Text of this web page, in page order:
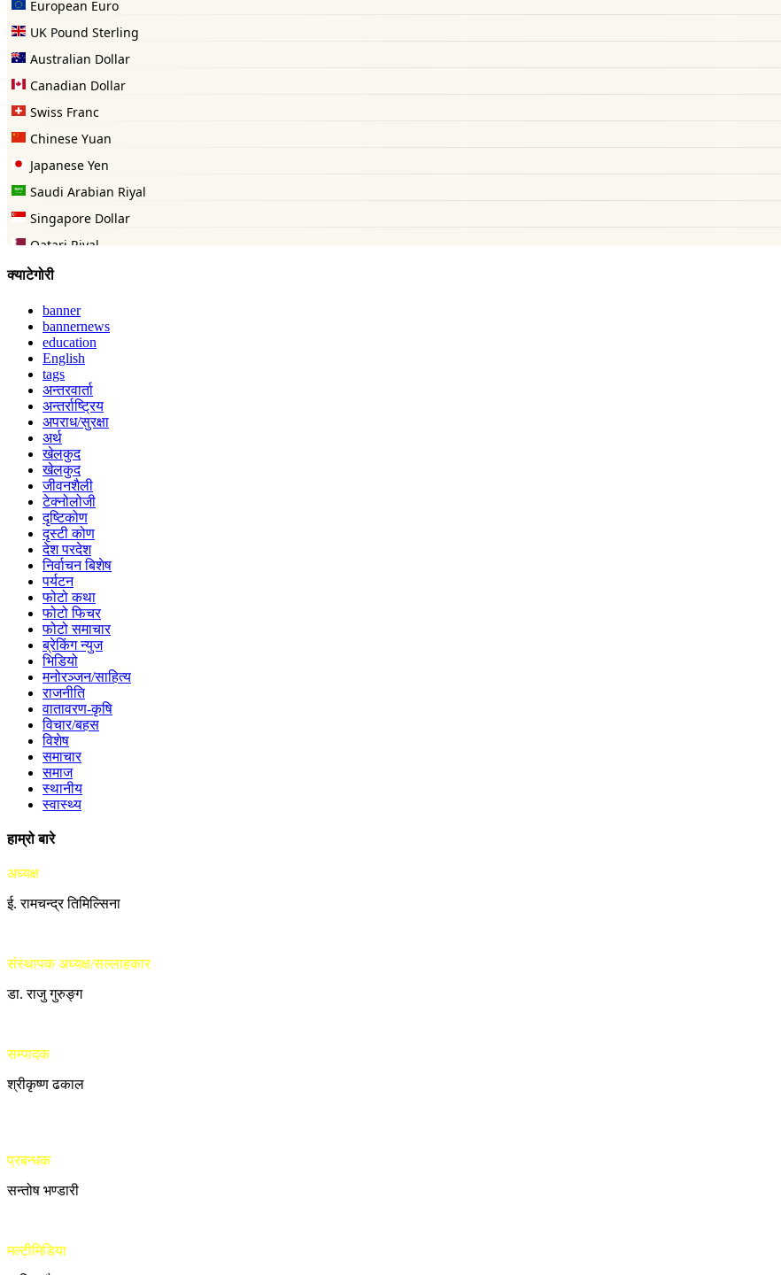
क्याटेगोरी
banner
bannernews
education
English
tags
अन्तरवार्ता
अन्तर्राष्ट्रिय
अपराध/सुरक्षा
अर्थ
खेलकुद
खेलकुद
जीवनशैली
टेक्नोलोजी
दृष्टिकोण
दृस्टी कोण
देश परदेश
निर्वाचन बिशेष
पर्यटन
फोटो कथा
फोटो फिचर
फोटो समाचार
ब्रेकिंग न्युज
भिडियो
मनोरञ्जन/साहित्य
राजनीति
वातावरण-कृषि
विचार/बहस
विशेष
समाचार
समाज
स्थानीय
स्वास्थ्य
हाम्रो बारे
अध्यक्ष
ई. रामचन्द्र तिमिल्सिना
संस्थापक अध्यक्ष/सल्लाहकार
डा. राजु गुरुङ्ग
सम्पादक
श्रीकृष्ण ढकाल
प्रबन्धक
सन्तोष भण्डारी
मल्टीमिडिया